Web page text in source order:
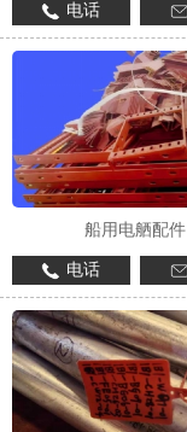
电话
船用电舾配件
电话